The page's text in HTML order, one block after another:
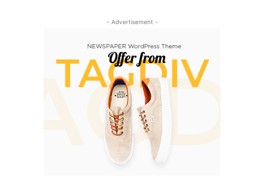
- Advertisement -